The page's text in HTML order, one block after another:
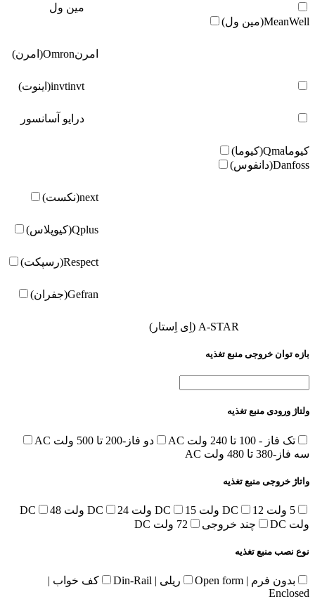
مین ول
MeanWell(مین ول)
امرنOmron(امرن)
invtinvt(اینوت)
درایو آسانسور
کیوماQma(کیوما)
Danfoss(دانفوس)
next(نکست)
Qplus(کیوپلاس)
Respect(رسپکت)
Gefran(جفران)
A-STAR (اِی اِستار)
بازه توان خروجی منبع تغذیه
ولتاژ ورودی منبع تغذیه
تک فاز - 100 تا 240 ولت AC
دو فاز-200 تا 500 ولت AC
سه فاز-380 تا 480 ولت AC
واتاژ خروجی منبع تغذیه
5 ولت DC 12 ولت DC 15 ولت DC 24 ولت DC
48
ولت DC
چند خروجی 72 ولت DC
نوع نصب منبع تغذیه
بدون فرم | Open form ریلی | Din-Rail
کف خواب |
Enclosed